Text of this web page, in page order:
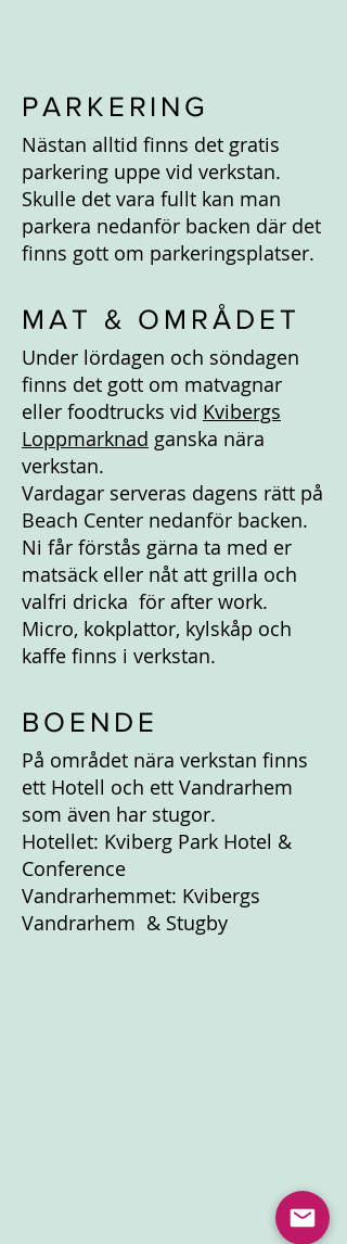
PARKERING
Nästan alltid finns det gratis
parkering uppe vid verkstan.
Skulle det vara fullt kan man
parkera nedanför backen där det
finns gott om parkeringsplatser.
MAT & OMRÅDET
Under lördagen och söndagen
finns det gott om matvagnar
eller foodtrucks vid Kvibergs
Loppmarknad ganska nära
verkstan.
Vardagar serveras dagens rätt på
Beach Center nedanför backen.
Ni får förstås gärna ta med er
matsäck eller nåt att grilla och
valfri dricka för after work.
Micro, kokplattor, kylskåp och
kaffe finns i verkstan.
BOENDE
På området nära verkstan finns
ett Hotell och ett Vandrarhem
som även har stugor.
Hotellet: Kviberg Park Hotel &
Conference
Vandrarhemmet: Kvibergs
Vandrarhem & Stugby